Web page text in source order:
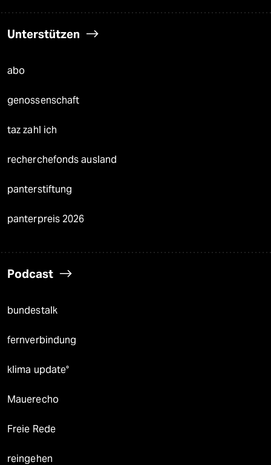
Unterstützen
abo
genossenschaft
taz zahl ich
recherchefonds ausland
panterstiftung
panterpreis 2026
Podcast
bundestalk
fernverbindung
klima update°
Mauerecho
Freie Rede
reingehen